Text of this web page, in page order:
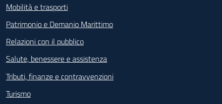
Mobilità e trasporti
Patrimonio e Demanio Marittimo
Relazioni con il pubblico
Salute, benessere e assistenza
Tributi, finanze e contravvenzioni
Turismo